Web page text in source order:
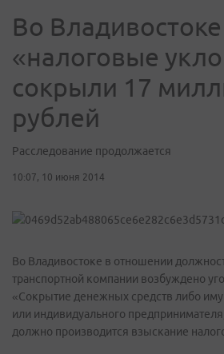
Во Владивостоке
«налоговые
сокрыли 17
рублей
Расследование продолжается
10:07, 10 июня 2014
Во Владивостоке в отношении
транспортной компании возбуждено
«Сокрытие денежных средств либо
или индивидуального
должно производится взыскание